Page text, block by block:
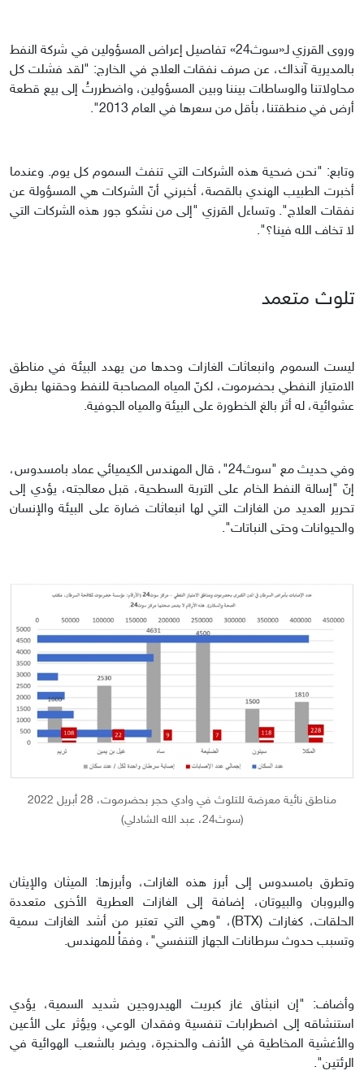
وروى القرزي لـ«سوث24» تفاصيل إعراض المسؤولين في شركة النفط
بالمديرية آنذاك، عن صرف نفقات العلاج في الخارج: "لقد فشلت كل
محاولاتنا والوساطات بيننا وبين المسؤولين، واضطررتُ إلى بيع قطعة
أرض في منطقتنا، بأقل من سعرها في العام 2013".
وتابع: "نحن ضحية هذه الشركات التي تنفث السموم كل يوم. وعندما
أخبرت الطبيب الهندي بالقصة، أخبرني أنّ الشركات هي المسؤولة عن
نفقات العلاج". وتساءل القرزي "إلى من نشكو جور هذه الشركات التي
لا تخاف الله فينا؟".
تلوث متعمد
ليست السموم وانبعاثات الغازات وحدها من يهدد البيئة في مناطق
الامتياز النفطي بحضرموت، لكنّ المياه المصاحبة للنفط وحقنها بطرق
عشوائية، له أثر بالغ الخطورة على البيئة والمياه الجوفية.
وفي حديث مع "سوث24"، قال المهندس الكيميائي عماد بامسدوس،
إنّ "إسالة النفط الخام على التربة السطحية، قبل معالجته، يؤدي إلى
تحرير العديد من الغازات التي لها انبعاثات ضارة على البيئة والإنسان
والحيوانات وحتى النباتات".
مناطق نائية معرضة للتلوث في وادي حجر بحضرموت، 28 أبريل 2022
(سوث24، عبد الله الشادلي)
وتطرق بامسدوس إلى أبرز هذه الغازات، وأبرزها: الميثان والإيثان
والبروبان والبيوتان، إضافة إلى الغازات العطرية الأخرى متعددة
الحلقات، كغازات (BTX)، "وهي التي تعتبر من أشد الغازات سمية
وتسبب حدوث سرطانات الجهاز التنفسي"، وفقاُ للمهندس.
وأضاف: "إن انبثاق غاز كبريت الهيدروجين شديد السمية، يؤدي
استنشاقه إلى اضطرابات تنفسية وفقدان الوعي، ويؤثر على الأعين
والأغشية المخاطية في الأنف والحنجرة، ويضر بالشعب الهوائية في
الرئتين".